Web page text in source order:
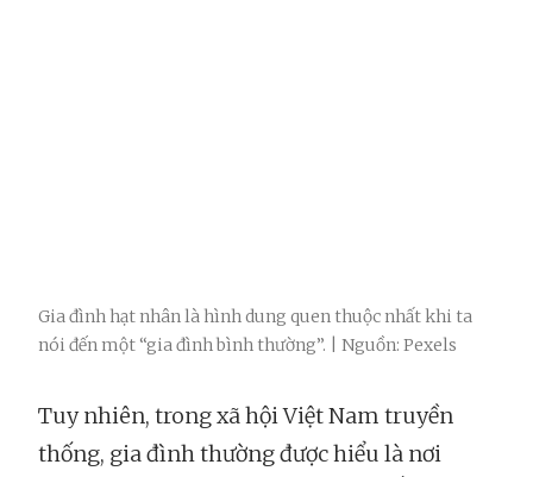
Gia đình hạt nhân là hình dung quen thuộc nhất khi ta
nói đến một “gia đình bình thường”. | Nguồn: Pexels
Tuy nhiên, trong xã hội Việt Nam truyền
thống, gia đình thường được hiểu là nơi